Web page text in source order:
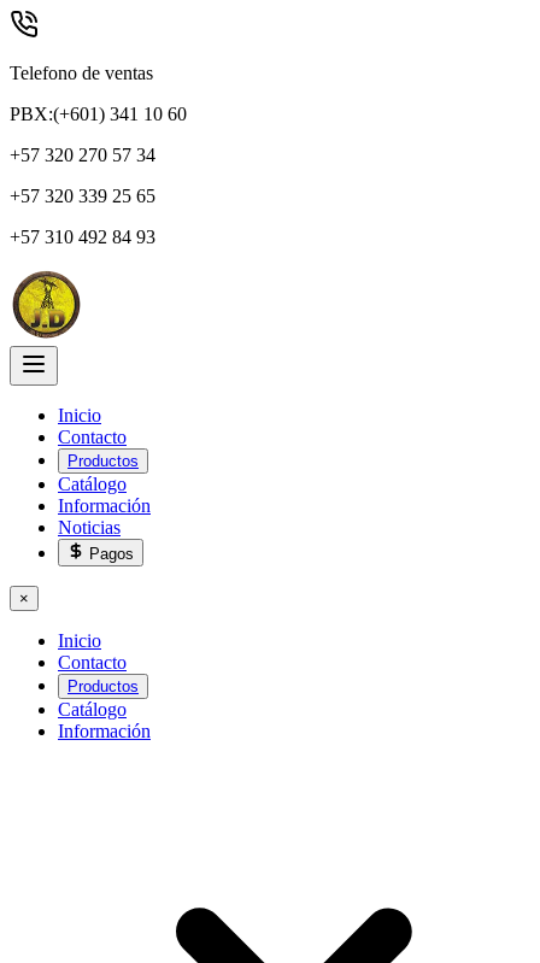
Telefono de ventas
PBX:(+601) 341 10 60
+57 320 270 57 34
+57 320 339 25 65
+57 310 492 84 93
Inicio
Contacto
Productos
Catálogo
Información
Noticias
Pagos
×
Inicio
Contacto
Productos
Catálogo
Información